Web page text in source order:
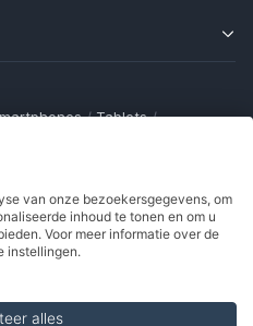
/ Tablets /
telefoons /
telefoons / Refurbished
van onze bezoekersgegevens, om
inhoud te tonen en om u
Voor meer informatie over de
instellingen.
alles